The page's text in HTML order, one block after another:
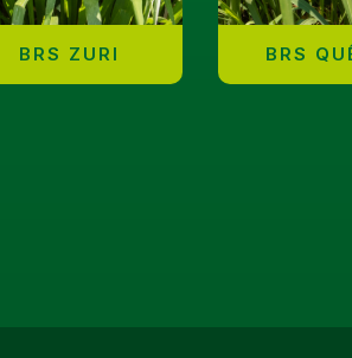
BRS ZURI BRS